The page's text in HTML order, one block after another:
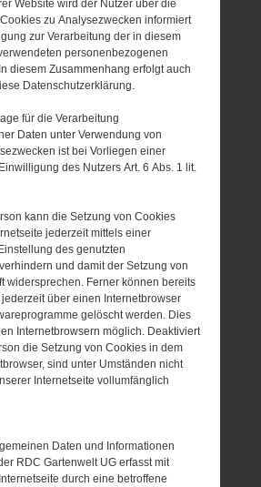
Website wird der Nutzer über die
zu Analysezwecken informiert
zur Verarbeitung der in diesem
personenbezogenen
diesem Zusammenhang erfolgt auch
Datenschutzerklärung.
für die Verarbeitung
Daten unter Verwendung von
ist bei Vorliegen einer
des Nutzers Art. 6 Abs. 1 lit.
kann die Setzung von Cookies
jederzeit mittels einer
des genutzten
und damit der Setzung von
widersprechen. Ferner können bereits
über einen Internetbrowser
gelöscht werden. Dies
Internetbrowsern möglich. Deaktiviert
die Setzung von Cookies in dem
sind unter Umständen nicht
Internetseite vollumfänglich
Daten und Informationen
RDC Gartenwelt UG erfasst mit
durch eine betroffene